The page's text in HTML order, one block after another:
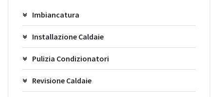
Imbiancatura
Installazione Caldaie
Pulizia Condizionatori
Revisione Caldaie